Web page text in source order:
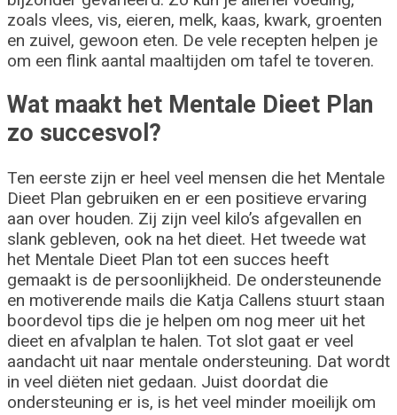
zoals vlees, vis, eieren, melk, kaas, kwark, groenten
en zuivel, gewoon eten. De vele recepten helpen je
om een flink aantal maaltijden om tafel te toveren.
Wat maakt het Mentale Dieet Plan
zo succesvol?
Ten eerste zijn er heel veel mensen die het Mentale
Dieet Plan gebruiken en er een positieve ervaring
aan over houden. Zij zijn veel kilo’s afgevallen en
slank gebleven, ook na het dieet. Het tweede wat
het Mentale Dieet Plan tot een succes heeft
gemaakt is de persoonlijkheid. De ondersteunende
en motiverende mails die Katja Callens stuurt staan
boordevol tips die je helpen om nog meer uit het
dieet en afvalplan te halen. Tot slot gaat er veel
aandacht uit naar mentale ondersteuning. Dat wordt
in veel diëten niet gedaan. Juist doordat die
ondersteuning er is, is het veel minder moeilijk om